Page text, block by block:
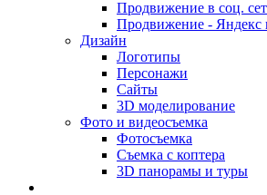
Продвижение в соц.
Продвижение - Яндекс
Дизайн
Логотипы
Персонажи
Сайты
3D моделирование
Фото и видеосъемка
Фотосъемка
Съемка с коптера
3D панорамы и туры